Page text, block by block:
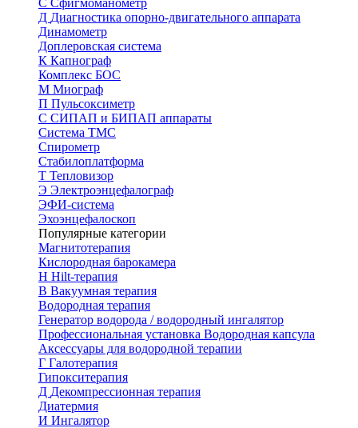
C Cфигмоманометр
Д Диагностика опорно-двигательного аппарата
Динамометр
Доплеровская система
К Капнограф
Комплекс БОС
М Миограф
П Пульсоксиметр
С СИПАП и БИПАП аппараты
Система ТМС
Спирометр
Стабилоплатформа
Т Тепловизор
Э Электроэнцефалограф
ЭФИ-система
Эхоэнцефалоскоп
Популярные категории
Магнитотерапия
Кислородная барокамера
H Hilt-терапия
В Вакуумная терапия
Водородная терапия
Генератор водорода / водородный ингалятор
Профессиональная установка Водородная капсула
Аксессуары для водородной терапии
Г Галотерапия
Гипокситерапия
Д Декомпрессионная терапия
Диатермия
И Ингалятор